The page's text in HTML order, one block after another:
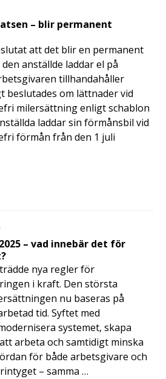
– blir permanent
att det blir en permanent
anställde laddar el på
tillhandahåller
beslutades om lättnader vid
milersättning enligt schablon
laddar sin förmånsbil vid
förmån från den 1 juli
– vad innebär det för
nya regler för
i kraft. Den största
nu baseras på
tid. Syftet med
systemet, skapa
arbeta och samtidigt minska
för både arbetsgivare och
– samma …